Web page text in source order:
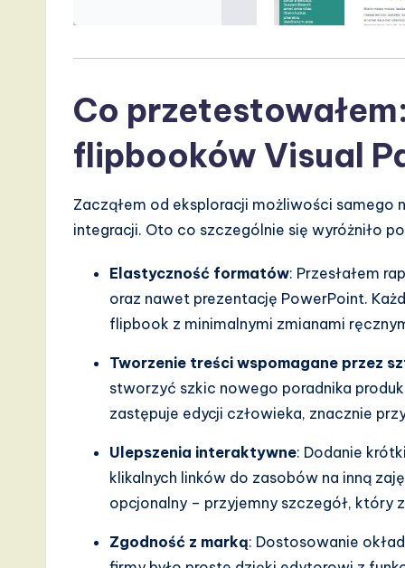
Co
flipbooków Visual
Zacząłem od eksploracji możliwości
integracji. Oto co szczególnie się wyróżniło
Elastyczność formatów: Przesłałem
oraz nawet prezentację PowerPoint.
flipbook z minimalnymi zmianami
Tworzenie treści wspomagane przez
stworzyć szkic nowego poradnika
zastępuje edycji człowieka, znacznie
Ulepszenia interaktywne: Dodanie
klikalnych linków do zasobów na inną
opcjonalny – przyjemny szczegół, który
Zgodność z marką: Dostosowanie